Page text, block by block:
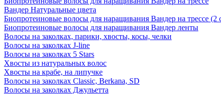
Вандер Натуральные цвета
Биопротеиновые волосы для наращивания Вандер на трессе (2
Биопротеиновые волосы для наращивания Вандер ленты
Волосы на заколках, парики, хвосты, косы, челки
Волосы на заколках J-line
Волосы на заколках 5 Stars
Хвосты из натуральных волос
Хвосты на крабе, на липучке
Волосы на заколках Classic, Berkana, SD
Волосы на заколках Джульетта